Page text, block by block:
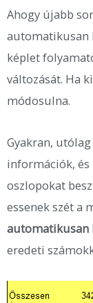
Ahogy újabb
automatikusan
képlet
változását. Ha
módosulna.
Gyakran,
információk,
oszlopokat
essenek szét a
automatikusan
eredeti